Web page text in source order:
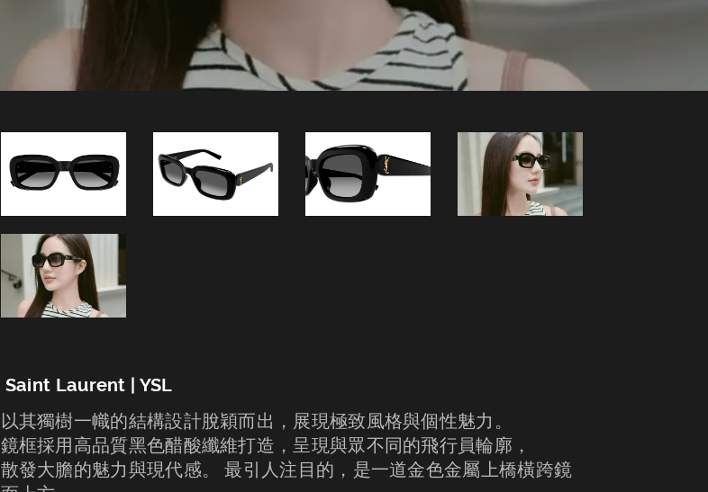
Saint Laurent | YSL
以其獨樹一幟的結構設計脫穎而出，展現極致風格與個性魅力。
鏡框採用高品質黑色醋酸纖維打造，呈現與眾不同的飛行員輪廓，
散發大膽的魅力與現代感。 最引人注目的，是一道金色金屬上橋橫跨鏡